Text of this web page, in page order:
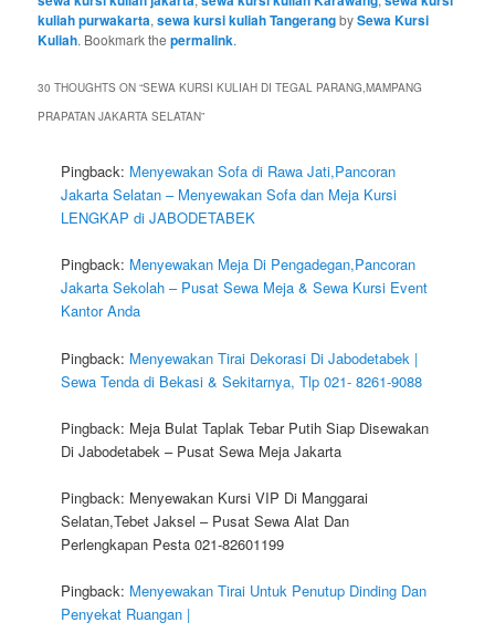
kuliah purwakarta,sewa kursi kuliah TangerangbySewa Kursi
Kuliah. Bookmark thepermalink.
30 THOUGHTS ON “SEWA KURSI KULIAH DI TEGAL PARANG,MAMPANG
PRAPATAN JAKARTA SELATAN”
Pingback: Menyewakan Sofa di Rawa Jati,Pancoran
Jakarta Selatan – Menyewakan Sofa dan Meja Kursi
LENGKAP di JABODETABEK
Pingback: Menyewakan Meja Di Pengadegan,Pancoran
Jakarta Sekolah – Pusat Sewa Meja & Sewa Kursi Event
Kantor Anda
Pingback: Menyewakan Tirai Dekorasi Di Jabodetabek |
Sewa Tenda di Bekasi & Sekitarnya, Tlp 021- 8261-9088
Pingback: Meja Bulat Taplak Tebar Putih Siap Disewakan
Di Jabodetabek – Pusat Sewa Meja Jakarta
Pingback: Menyewakan Kursi VIP Di Manggarai
Selatan,Tebet Jaksel – Pusat Sewa Alat Dan
Perlengkapan Pesta 021-82601199
Pingback: Menyewakan Tirai Untuk Penutup Dinding Dan
Penyekat Ruangan |